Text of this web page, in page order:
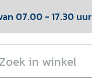
07.00 - 17.30 uur